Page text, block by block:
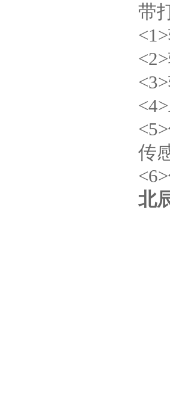
带
传
北